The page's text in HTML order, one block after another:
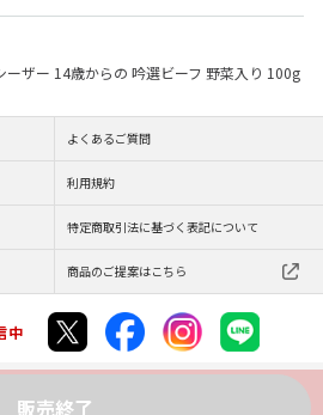
販売終了
ーザー 14歳からの 吟選ビーフ 野菜入り 100g
よくあるご質問
利用規約
特定商取引法に基づく表記について
商品のご提案はこちら
中